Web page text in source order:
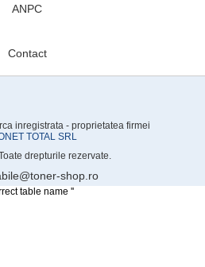
ANPC
Contact
inregistrata - proprietatea firmei
TOTAL SRL
drepturile rezervate.
shop.ro
table name ''